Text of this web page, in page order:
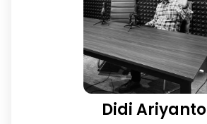
Didi Ariyanto